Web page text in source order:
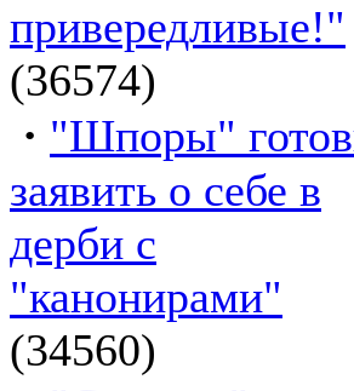
привередливые!"
(36574)
· "Шпоры"
заявить о себе в
дерби с
"канонирами"
(34560)